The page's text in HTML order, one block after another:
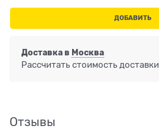
ДОБАВИТЬ
Доставка в Москва
Рассчитать стоимость доставки
Отзывы